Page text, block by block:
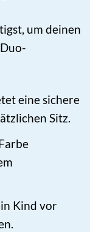
um deinen
eine sichere
Sitz.
Kind vor